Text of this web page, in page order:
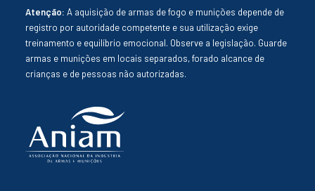
Atenção: A aquisição de armas de fogo e munições depende de
registro por autoridade competente e sua utilização exige
treinamento e equilíbrio emocional. Observe a legislação. Guarde
armas e munições em locais separados, forado alcance de
crianças e de pessoas não autorizadas.